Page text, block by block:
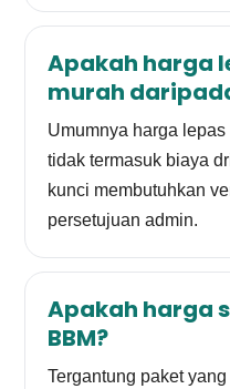
Apakah harga
murah
Umumnya harga
tidak termasuk biaya
kunci membutuhkan
persetujuan admin.
Apakah harga
BBM?
Tergantung paket